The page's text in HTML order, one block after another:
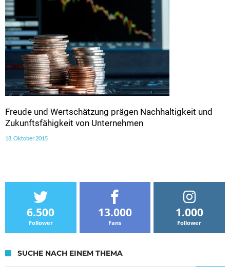
Freude und Wertschätzung prägen Nachhaltigkeit und
Zukunftsfähigkeit von Unternehmen
18. Oktober 2015
6.500
Follower
13.000
Fans
1.000
Follower
SUCHE NACH EINEM THEMA